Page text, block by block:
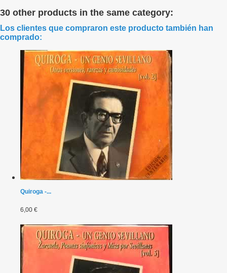
30 other products in the same category:
Los clientes que compraron este producto también han
comprado:
Quiroga -...
6,00 €